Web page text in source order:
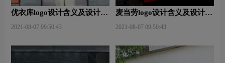
优衣库logo设计含义及设计理
2021-08-07 09:50:43
麦当劳logo设计含义及设计理
2021-08-07 09:50:43